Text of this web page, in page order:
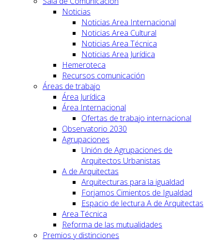
Noticias
Noticias Area Internacional
Noticias Area Cultural
Noticias Area Técnica
Noticias Area Jurídica
Hemeroteca
Recursos comunicación
Áreas de trabajo
Área Jurídica
Área Internacional
Ofertas de trabajo internacional
Observatorio 2030
Agrupaciones
Unión de Agrupaciones de
Arquitectos Urbanistas
A de Arquitectas
Arquitecturas para la igualdad
Forjamos Cimientos de Igualdad
Espacio de lectura A de Arquitectas
Area Técnica
Reforma de las mutualidades
Premios y distinciones